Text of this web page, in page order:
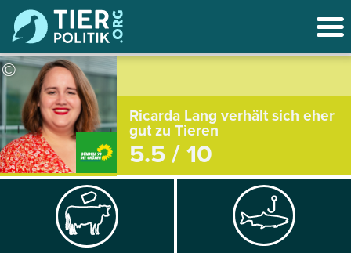
©
Ricarda Lang verhält sich eher
gut zu Tieren
5.5 / 10